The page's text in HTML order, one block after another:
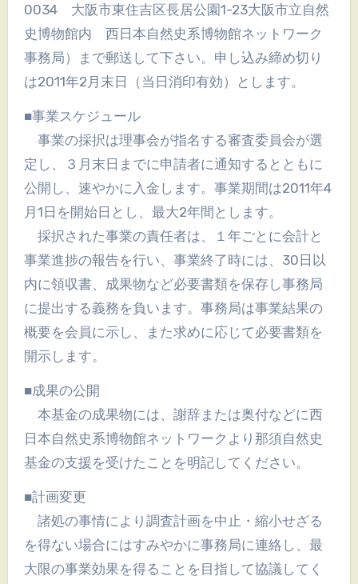
0034 大阪市東住吉区長居公園1-23大阪市立自然
史博物館内 西日本自然史系博物館ネットワーク
事務局）まで郵送して下さい。申し込み締め切り
は2011年2月末日（当日消印有効）とします。
■事業スケジュール
事業の採択は理事会が指名する審査委員会が選
定し、３月末日までに申請者に通知するとともに
公開し、速やかに入金します。事業期間は2011年4
月1日を開始日とし、最大2年間とします。
採択された事業の責任者は、１年ごとに会計と
事業進捗の報告を行い、事業終了時には、30日以
内に領収書、成果物など必要書類を保存し事務局
に提出する義務を負います。事務局は事業結果の
概要を会員に示し、また求めに応じて必要書類を
開示します。
■成果の公開
本基金の成果物には、謝辞または奥付などに西
日本自然史系博物館ネットワークより那須自然史
基金の支援を受けたことを明記してください。
■計画変更
諸処の事情により調査計画を中止・縮小せざる
を得ない場合にはすみやかに事務局に連絡し、最
大限の事業効果を得ることを目指して協議してく